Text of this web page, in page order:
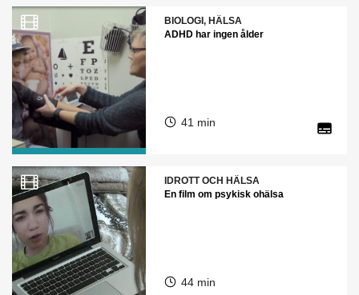
BIOLOGI, HÄLSA
ADHD har ingen ålder
41 min
IDROTT OCH HÄLSA
En film om psykisk ohälsa
44 min